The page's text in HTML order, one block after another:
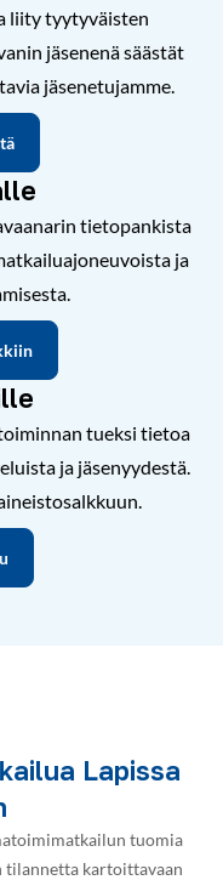
liity tyytyväisten
jäsenenä säästät
jäsenetujamme.
tietopankista
ja
tueksi tietoa
ja jäsenyydestä.
Lapissa
tuomia
tilannetta kartoittavaan